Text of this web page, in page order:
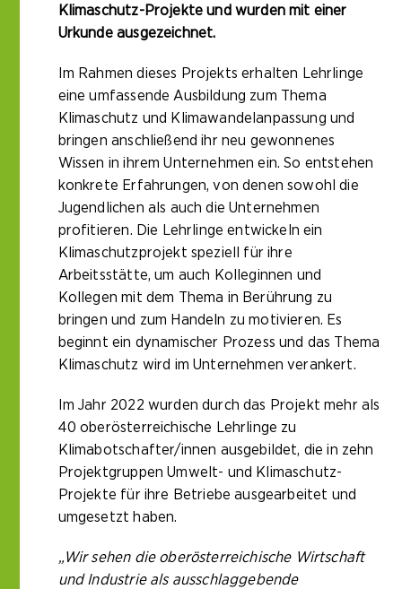
Klimaschutz-Projekte und wurden mit einer
Urkunde ausgezeichnet.
Im Rahmen dieses Projekts erhalten Lehrlinge
eine umfassende Ausbildung zum Thema
Klimaschutz und Klimawandelanpassung und
bringen anschließend ihr neu gewonnenes
Wissen in ihrem Unternehmen ein. So entstehen
konkrete Erfahrungen, von denen sowohl die
Jugendlichen als auch die Unternehmen
profitieren. Die Lehrlinge entwickeln ein
Klimaschutzprojekt speziell für ihre
Arbeitsstätte, um auch Kolleginnen und
Kollegen mit dem Thema in Berührung zu
bringen und zum Handeln zu motivieren. Es
beginnt ein dynamischer Prozess und das Thema
Klimaschutz wird im Unternehmen verankert.
Im Jahr 2022 wurden durch das Projekt mehr als
40 oberösterreichische Lehrlinge zu
Klimabotschafter/innen ausgebildet, die in zehn
Projektgruppen Umwelt- und Klimaschutz-
Projekte für ihre Betriebe ausgearbeitet und
umgesetzt haben.
„Wir sehen die oberösterreichische Wirtschaft
und Industrie als ausschlaggebende